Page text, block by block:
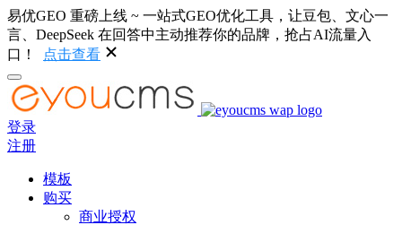
易优GEO 重磅上线 ~ 一站式GEO优化工具，让豆包、文心一
言、DeepSeek 在回答中主动推荐你的品牌，抢占AI流量入
口！
点击查看
登录
注册
模板
购买
商业授权